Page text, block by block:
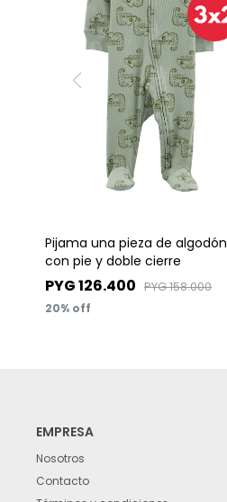
Pijama una pieza de algodón
con pie y doble cierre
PYG126.400 PYG158.000
20
EMPRESA
Nosotros
Contacto